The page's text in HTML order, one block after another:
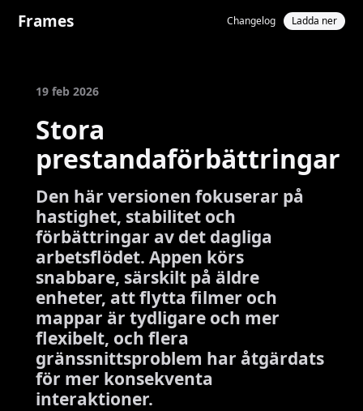
Frames Changelog Ladda ner
19 feb 2026
Stora
prestandaförbättringar
Den här versionen fokuserar på
hastighet, stabilitet och
förbättringar av det dagliga
arbetsflödet. Appen körs
snabbare, särskilt på äldre
enheter, att flytta filmer och
mappar är tydligare och mer
flexibelt, och flera
gränssnittsproblem har åtgärdats
för mer konsekventa
interaktioner.